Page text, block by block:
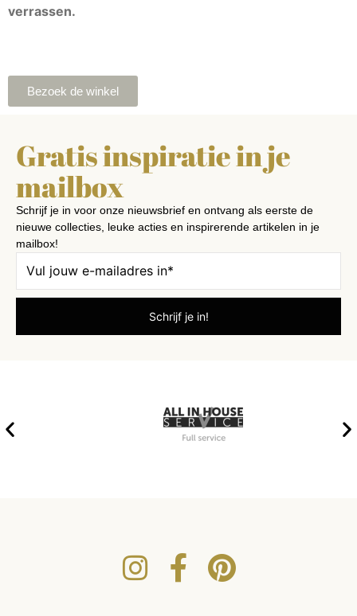
verrassen.
Bezoek de winkel
Gratis inspiratie in je
mailbox
Schrijf je in voor onze nieuwsbrief en ontvang als eerste de
nieuwe collecties, leuke acties en inspirerende artikelen in je
mailbox!